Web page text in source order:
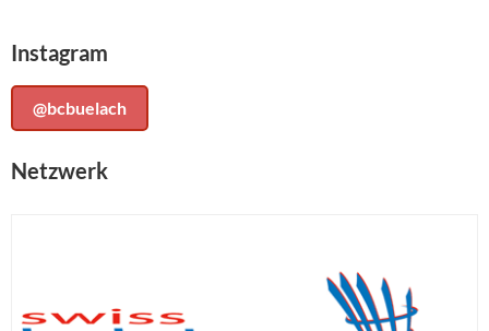
Instagram
@bcbuelach
Netzwerk